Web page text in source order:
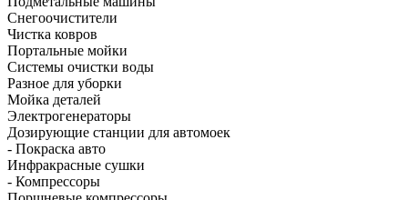
Снегоочистители
Чистка ковров
Портальные мойки
Системы очистки воды
Разное для уборки
Мойка деталей
Электрогенераторы
Дозирующие станции для автомоек
- Покраска авто
Инфракрасные сушки
- Компрессоры